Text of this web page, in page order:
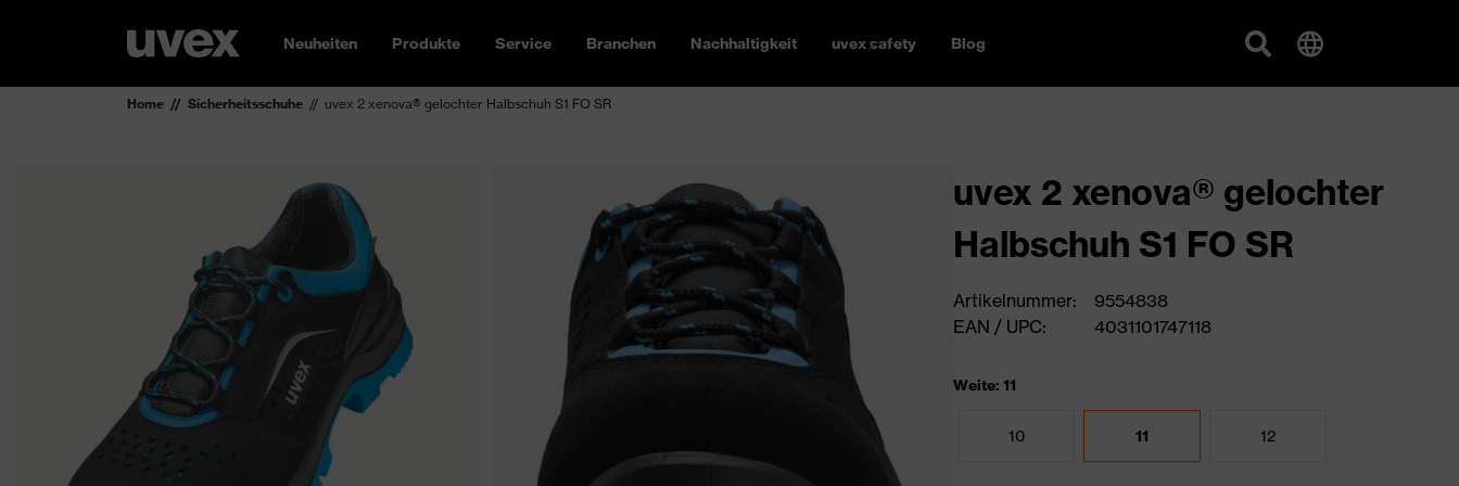
Neuheiten Produkte Service Branchen Nachhaltigkeit uvex safety Blog
Home Sicherheitsschuhe uvex 2 xenova® gelochter Halbschuh S1 FO SR
uvex 2 xenova® gelochter
Halbschuh S1 FO SR
Artikelnummer:
9554838
EAN / UPC:
4031101747118
Weite: 11
10 11 12